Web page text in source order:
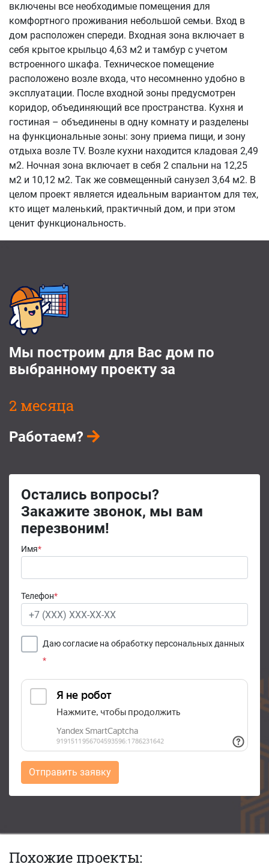
включены все необходимые помещения для
комфортного проживания небольшой семьи. Вход в
дом расположен спереди. Входная зона включает в
себя крытое крыльцо 4,63 м2 и тамбур с учетом
встроенного шкафа. Техническое помещение
расположено возле входа, что несомненно удобно в
эксплуатации. После входной зоны предусмотрен
коридор, объединяющий все пространства. Кухня и
гостиная – объединены в одну комнату и разделены
на функциональные зоны: зону приема пищи, и зону
отдыха возле TV. Возле кухни находится кладовая 2,49
м2. Ночная зона включает в себя 2 спальни на 12,25
м2 и 10,12 м2. Так же совмещенный санузел 3,64 м2. В
целом проект является идеальным вариантом для тех,
кто ищет маленький, практичный дом, и при этом
ценит функциональность.
Мы построим для Вас дом по
выбранному проекту за
2 месяца
Работаем?
Остались вопросы?
Закажите звонок, мы вам
перезвоним!
Имя*
Телефон*
Даю согласие на обработку персональных данных
*
Отправить заявку
Похожие проекты: